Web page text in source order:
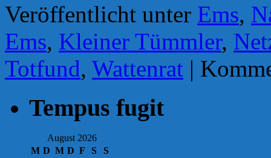
Veröffentlicht unter Ems,
Ems, Kleiner Tümmler,
Totfund, Wattenrat |
Tempus fugit
August 2026
M D M D F S
S